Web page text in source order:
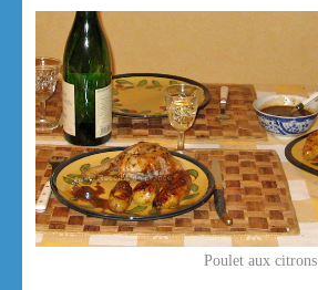
Poulet aux citrons